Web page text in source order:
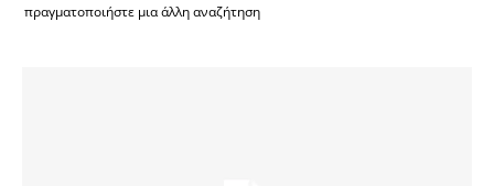
πραγματοποιήστε μια άλλη αναζήτηση